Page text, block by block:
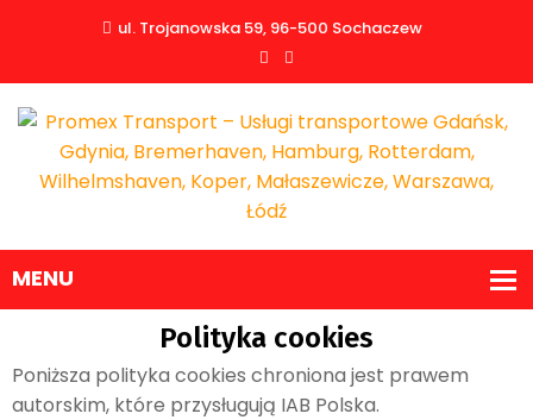
ul. Trojanowska 59, 96-500 Sochaczew
Polityka cookies
Poniższa polityka cookies chroniona jest prawem
autorskim, które przysługują IAB Polska.